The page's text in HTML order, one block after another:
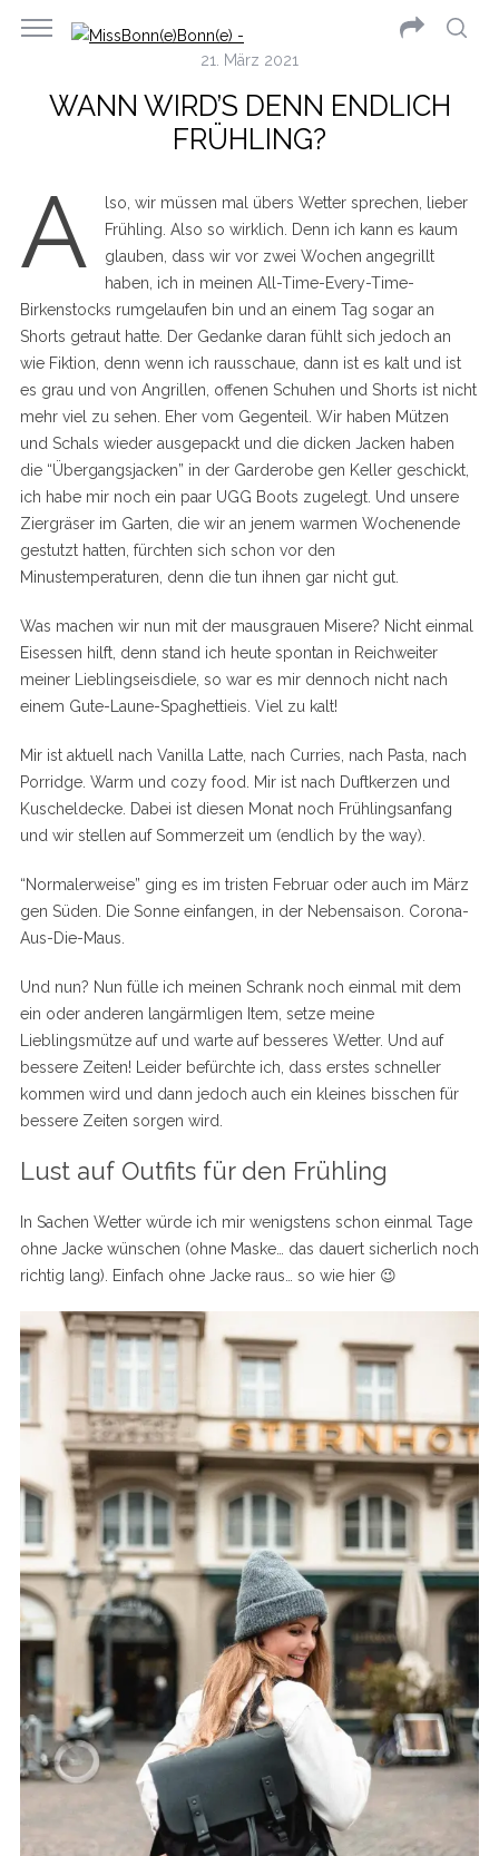
21. März 2021
WANN WIRD’S DENN ENDLICH
FRÜHLING?
A
lso, wir müssen mal übers Wetter sprechen, lieber
Frühling. Also so wirklich. Denn ich kann es kaum
glauben, dass wir vor zwei Wochen angegrillt
haben, ich in meinen All-Time-Every-Time-
Birkenstocks rumgelaufen bin und an einem Tag sogar an
Shorts getraut hatte. Der Gedanke daran fühlt sich jedoch an
wie Fiktion, denn wenn ich rausschaue, dann ist es kalt und ist
es grau und von Angrillen, offenen Schuhen und Shorts ist nicht
mehr viel zu sehen. Eher vom Gegenteil. Wir haben Mützen
und Schals wieder ausgepackt und die dicken Jacken haben
die “Übergangsjacken” in der Garderobe gen Keller geschickt,
ich habe mir noch ein paar UGG Boots zugelegt. Und unsere
Ziergräser im Garten, die wir an jenem warmen Wochenende
gestutzt hatten, fürchten sich schon vor den
Minustemperaturen, denn die tun ihnen gar nicht gut.
Was machen wir nun mit der mausgrauen Misere? Nicht einmal
Eisessen hilft, denn stand ich heute spontan in Reichweiter
meiner Lieblingseisdiele, so war es mir dennoch nicht nach
einem Gute-Laune-Spaghettieis. Viel zu kalt!
Mir ist aktuell nach Vanilla Latte, nach Curries, nach Pasta, nach
Porridge. Warm und cozy food. Mir ist nach Duftkerzen und
Kuscheldecke. Dabei ist diesen Monat noch Frühlingsanfang
und wir stellen auf Sommerzeit um (endlich by the way).
“Normalerweise” ging es im tristen Februar oder auch im März
gen Süden. Die Sonne einfangen, in der Nebensaison. Corona-
Aus-Die-Maus.
Und nun? Nun fülle ich meinen Schrank noch einmal mit dem
ein oder anderen langärmligen Item, setze meine
Lieblingsmütze auf und warte auf besseres Wetter. Und auf
bessere Zeiten! Leider befürchte ich, dass erstes schneller
kommen wird und dann jedoch auch ein kleines bisschen für
bessere Zeiten sorgen wird.
Lust auf Outfits für den Frühling
In Sachen Wetter würde ich mir wenigstens schon einmal Tage
ohne Jacke wünschen (ohne Maske… das dauert sicherlich noch
richtig lang). Einfach ohne Jacke raus… so wie hier 😉